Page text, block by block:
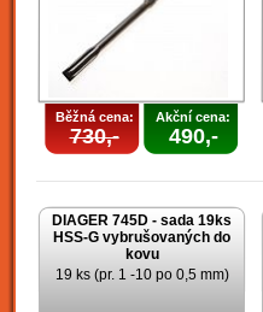
Běžná cena:
730,-
Akční cena:
490,-
DIAGER 745D - sada 19ks
HSS-G vybrušovaných do
kovu
19 ks (pr. 1 -10 po 0,5 mm)